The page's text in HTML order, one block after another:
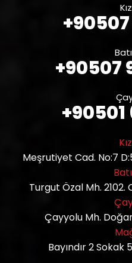
+90507
+90507
+90501
Meşrutiyet Cad. No:7
Turgut Özal Mh.
Çayyolu Mh.
Bayındır 2 Sokak